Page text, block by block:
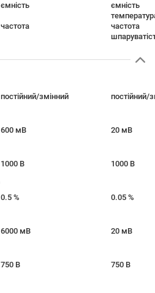
ємність
частота
ємність
частота
постійний/змінний постійний/
600 мВ 20 мВ
1000 В 1000 В
0.5 % 0.05 %
6000 мВ 20 мВ
750 В 750 В